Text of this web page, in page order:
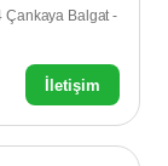
Çankaya Balgat -
İletişim